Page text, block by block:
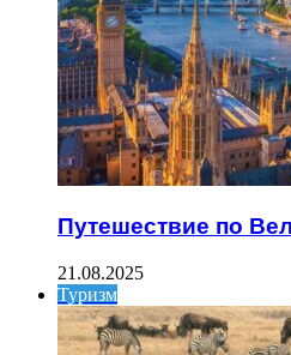
Путешествие по
21.08.2025
Туризм